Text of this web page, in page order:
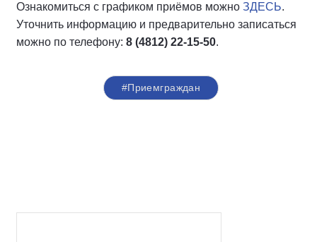
Ознакомиться с графиком приёмов можно ЗДЕСЬ.
Уточнить информацию и предварительно записаться
можно по телефону: 8 (4812) 22-15-50.
#Приемграждан